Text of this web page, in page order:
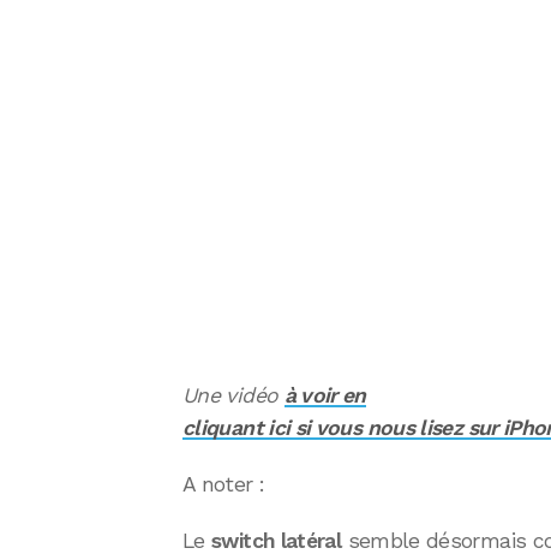
Une vidéo à voir en
cliquant ici si vous nous lisez sur
A noter :
Leswitch latéralsemble désormais